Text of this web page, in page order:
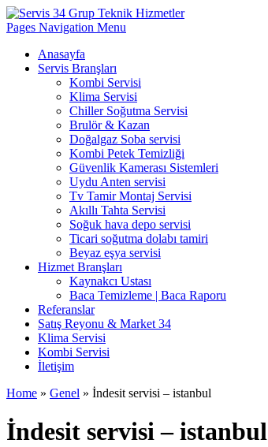
Pages Navigation Menu
Anasayfa
Servis Branşları
Kombi Servisi
Klima Servisi
Chiller Soğutma Servisi
Brulör & Kazan
Doğalgaz Soba servisi
Kombi Petek Temizliği
Güvenlik Kamerası Sistemleri
Uydu Anten servisi
Tv Tamir Montaj Servisi
Akıllı Tahta Servisi
Soğuk hava depo servisi
Ticari soğutma dolabı tamiri
Beyaz eşya servisi
Hizmet Branşları
Kaynakcı Ustası
Baca Temizleme | Baca Raporu
Referanslar
Satış Reyonu & Market 34
Klima Servisi
Kombi Servisi
İletişim
Home » Genel » İndesit servisi – istanbul
İndesit servisi – istanbul